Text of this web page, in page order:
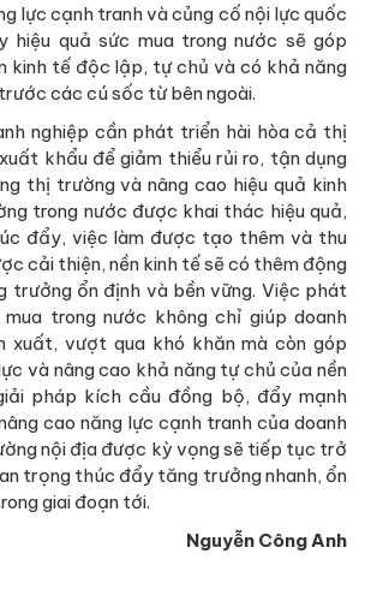
lực cạnh tranh và củng cố nội lực quốc
hiệu quả sức mua trong nước sẽ góp
kinh tế độc lập, tự chủ và có khả năng
các cú sốc từ bên ngoài.
nghiệp cần phát triển hài hòa cả thị
khẩu để giảm thiểu rủi ro, tận dụng
thị trường và nâng cao hiệu quả kinh
trong nước được khai thác hiệu quả,
đẩy, việc làm được tạo thêm và thu
cải thiện, nền kinh tế sẽ có thêm động
trưởng ổn định và bền vững. Việc phát
trong nước không chỉ giúp doanh
xuất, vượt qua khó khăn mà còn góp
và nâng cao khả năng tự chủ của nền
pháp kích cầu đồng bộ, đẩy mạnh
cao năng lực cạnh tranh của doanh
nội địa được kỳ vọng sẽ tiếp tục trở
trọng thúc đẩy tăng trưởng nhanh, ổn
giai đoạn tới.
Nguyễn Công Anh